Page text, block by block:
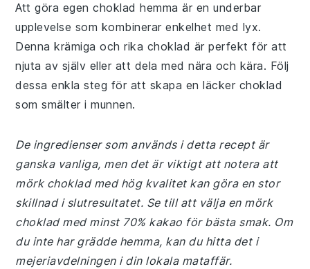
Att göra egen choklad hemma är en underbar
upplevelse som kombinerar enkelhet med lyx.
Denna krämiga och rika choklad är perfekt för att
njuta av själv eller att dela med nära och kära. Följ
dessa enkla steg för att skapa en läcker choklad
som smälter i munnen.
De ingredienser som används i detta recept är
ganska vanliga, men det är viktigt att notera att
mörk choklad med hög kvalitet kan göra en stor
skillnad i slutresultatet. Se till att välja en mörk
choklad med minst 70% kakao för bästa smak. Om
du inte har grädde hemma, kan du hitta det i
mejeriavdelningen i din lokala mataffär.